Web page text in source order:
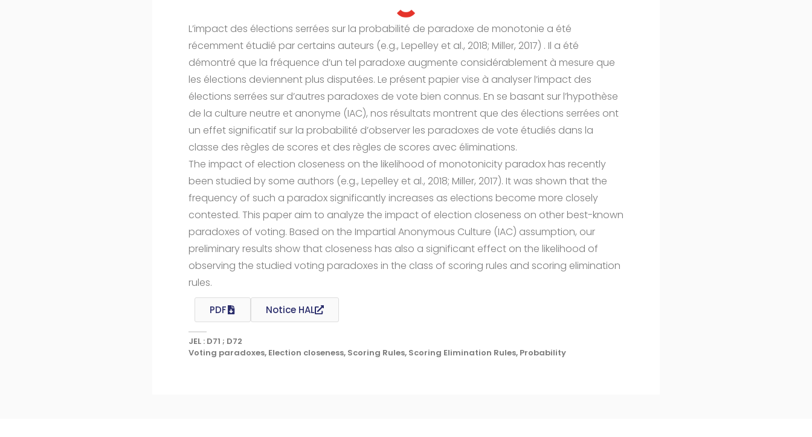
L’impact des élections serrées sur la probabilité de paradoxe de monotonie a été
récemment étudié par certains auteurs (e.g., Lepelley et al., 2018; Miller, 2017) . Il a été
démontré que la fréquence d’un tel paradoxe augmente considérablement à mesure que
les élections deviennent plus disputées. Le présent papier vise à analyser l’impact des
élections serrées sur d’autres paradoxes de vote bien connus. En se basant sur l’hypothèse
de la culture neutre et anonyme (IAC), nos résultats montrent que des élections serrées ont
un effet significatif sur la probabilité d’observer les paradoxes de vote étudiés dans la
classe des règles de scores et des règles de scores avec éliminations.
The impact of election closeness on the likelihood of monotonicity paradox has recently
been studied by some authors (e.g., Lepelley et al., 2018; Miller, 2017). It was shown that the
frequency of such a paradox significantly increases as elections become more closely
contested. This paper aim to analyze the impact of election closeness on other best-known
paradoxes of voting. Based on the Impartial Anonymous Culture (IAC) assumption, our
preliminary results show that closeness has also a significant effect on the likelihood of
observing the studied voting paradoxes in the class of scoring rules and scoring elimination
rules.
PDF Notice HAL
JEL : D71 ; D72
Voting paradoxes, Election closeness, Scoring Rules, Scoring Elimination Rules, Probability